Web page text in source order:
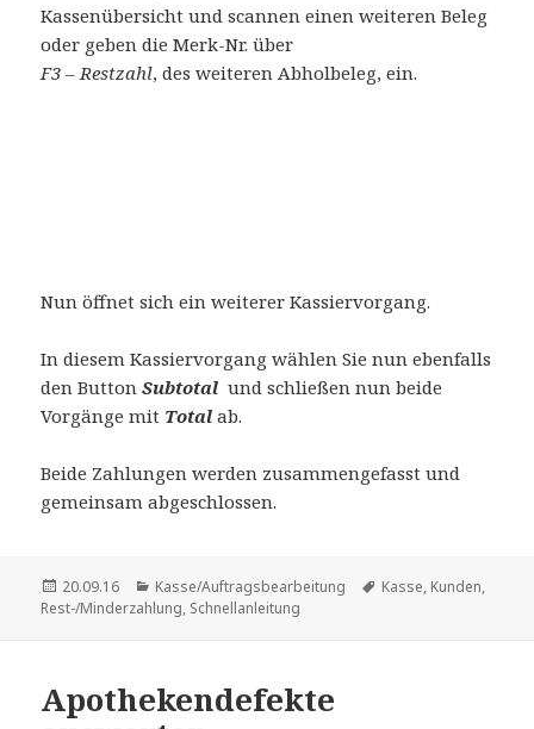
Kassenübersicht und scannen einen weiteren Beleg
oder geben die Merk-Nr. über
F3 – Restzahl, des weiteren Abholbeleg, ein.
Nun öffnet sich ein weiterer Kassiervorgang.
In diesem Kassiervorgang wählen Sie nun ebenfalls
den ButtonSubtotal und schließen nun beide
Vorgänge mit Total ab.
Beide Zahlungen werden zusammengefasst und
gemeinsam abgeschlossen.
Veröffentlicht
am
20.09.16 Kategorien
Kasse/Auftragsbearbeitung Schlagwörter
Kasse, Kunden,
Rest-/Minderzahlung, Schnellanleitung
Apothekendefekte